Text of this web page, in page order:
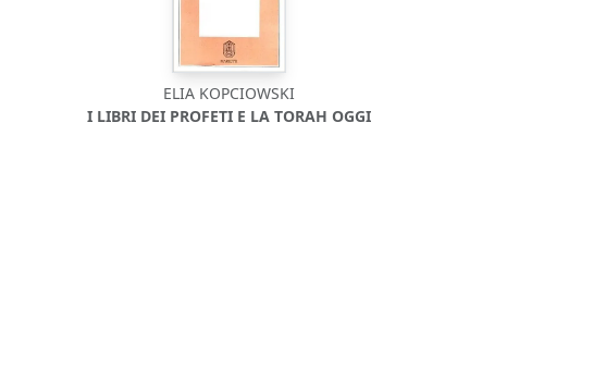
ELIA KOPCIOWSKI
I LIBRI DEI PROFETI E LA TORAH OGGI